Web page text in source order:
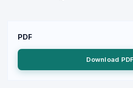
PDF
Download PDF